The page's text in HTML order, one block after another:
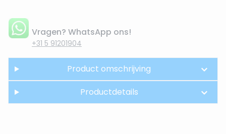
Vragen? WhatsApp ons!
+31 5 91201904
Product omschrijving
Productdetails